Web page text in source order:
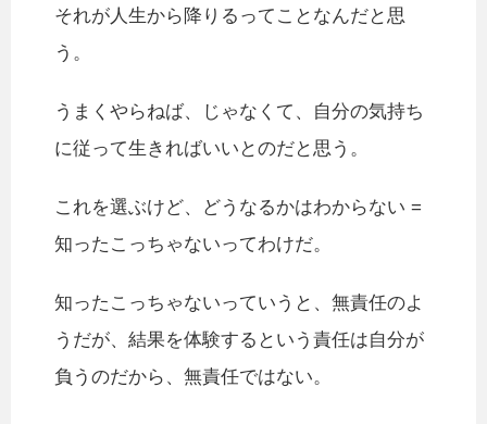
それが人生から降りるってことなんだと思
う。
うまくやらねば、じゃなくて、自分の気持ち
に従って生きればいいとのだと思う。
これを選ぶけど、どうなるかはわからない =
知ったこっちゃないってわけだ。
知ったこっちゃないっていうと、無責任のよ
うだが、結果を体験するという責任は自分が
負うのだから、無責任ではない。